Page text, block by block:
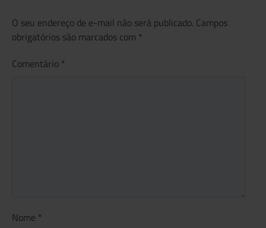
O seu endereço de e-mail não será publicado. Campos
obrigatórios são marcados com *
Comentário *
Nome *